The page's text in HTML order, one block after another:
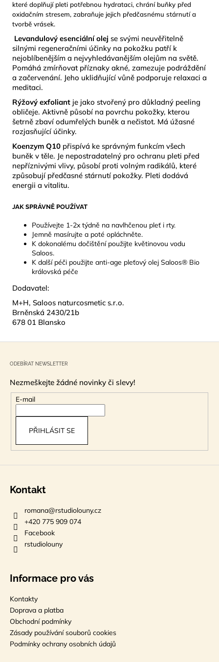
které doplňují pleti potřebnou hydrataci, chrání buňky před
oxidačním stresem, zabraňuje jejich předčasnému stárnutí a
tvorbě vrásek.
Levandulový esenciální olej se svými neuvěřitelně
silnými regeneračními účinky na pokožku patří k
nejoblíbenějším a nejvyhledávanějším olejům na světě.
Pomáhá zmírňovat příznaky akné, zamezuje podráždění
a začervenání. Jeho uklidňující vůně podporuje relaxaci a
meditaci.
Rýžový exfoliant je jako stvořený pro důkladný peeling
obličeje. Aktivně působí na povrchu pokožky, kterou
šetrně zbaví odumřelých buněk a nečistot. Má úžasné
rozjasňující účinky.
Koenzym Q10 přispívá ke správným funkcím všech
buněk v těle. Je nepostradatelný pro ochranu pleti před
nepříznivými vlivy, působí proti volným radikálů, které
způsobují předčasné stárnutí pokožky. Pleti dodává
energii a vitalitu.
JAK SPRÁVNĚ POUŽÍVAT
Používejte 1-2x týdně na navlhčenou pleť i rty.
Jemně masírujte a poté opláchněte.
K dokonalému dočištění použijte květinovou vodu
Saloos.
K další péči použijte anti-age pleťový olej Saloos® Bio
královská péče
Dodavatel:
M+H, Saloos naturcosmetic s.r.o.
Brněnská 2430/21b
678 01 Blansko
ODEBÍRAT NEWSLETTER
Nezmeškejte žádné novinky či slevy!
E-mail
PŘIHLÁSIT SE
Kontakt
romana@rstudiolouny.cz
+420 775 909 074
Facebook
rstudiolouny
Informace pro vás
Kontakty
Doprava a platba
Obchodní podmínky
Zásady používání souborů cookies
Podmínky ochrany osobních údajů